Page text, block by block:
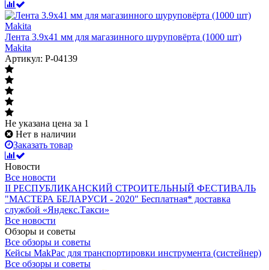
Лента 3.9x41 мм для магазинного шуруповёрта (1000 шт)
Makita
Артикул: P-04139
Не указана цена за 1
Нет в наличии
Заказать товар
Новости
Все новости
II РЕСПУБЛИКАНСКИЙ СТРОИТЕЛЬНЫЙ ФЕСТИВАЛЬ
"МАСТЕРА БЕЛАРУСИ - 2020" Бесплатная* доставка
службой «Яндекс.Такси»
Все новости
Обзоры и советы
Все обзоры и советы
Кейсы MakPac для транспортировки инструмента (систейнер)
Все обзоры и советы